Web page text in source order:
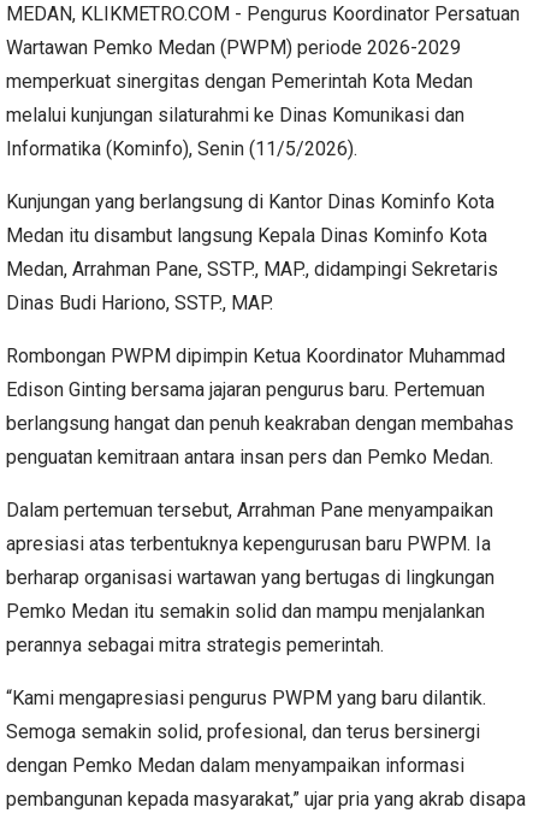
MEDAN, KLIKMETRO.COM - Pengurus Koordinator Persatuan
Wartawan Pemko Medan (PWPM) periode 2026-2029
memperkuat sinergitas dengan Pemerintah Kota Medan
melalui kunjungan silaturahmi ke Dinas Komunikasi dan
Informatika (Kominfo), Senin (11/5/2026).
Kunjungan yang berlangsung di Kantor Dinas Kominfo Kota
Medan itu disambut langsung Kepala Dinas Kominfo Kota
Medan, Arrahman Pane, SSTP., MAP., didampingi Sekretaris
Dinas Budi Hariono, SSTP., MAP.
Rombongan PWPM dipimpin Ketua Koordinator Muhammad
Edison Ginting bersama jajaran pengurus baru. Pertemuan
berlangsung hangat dan penuh keakraban dengan membahas
penguatan kemitraan antara insan pers dan Pemko Medan.
Dalam pertemuan tersebut, Arrahman Pane menyampaikan
apresiasi atas terbentuknya kepengurusan baru PWPM. Ia
berharap organisasi wartawan yang bertugas di lingkungan
Pemko Medan itu semakin solid dan mampu menjalankan
perannya sebagai mitra strategis pemerintah.
“Kami mengapresiasi pengurus PWPM yang baru dilantik.
Semoga semakin solid, profesional, dan terus bersinergi
dengan Pemko Medan dalam menyampaikan informasi
pembangunan kepada masyarakat,” ujar pria yang akrab disapa